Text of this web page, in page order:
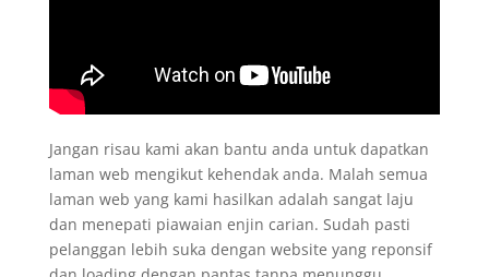
Jangan risau kami akan bantu anda untuk dapatkan
laman web mengikut kehendak anda. Malah semua
laman web yang kami hasilkan adalah sangat laju
dan menepati piawaian enjin carian. Sudah pasti
pelanggan lebih suka dengan website yang reponsif